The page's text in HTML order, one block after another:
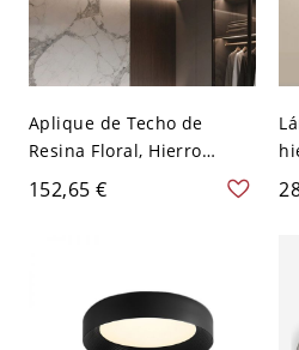
Aplique de Techo de
Resina Floral, Hierro
Fundido, 1 Luz LED de
Montaje Superficial para
Cálida/Blanca/Neutra de
Regulación), Café, 16"
152,65 €